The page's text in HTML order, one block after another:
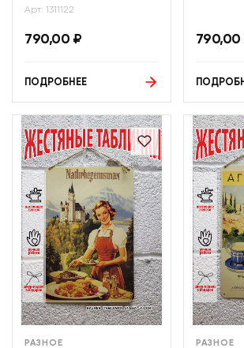
Арт: 1311122
790,00 ₽
ПОДРОБНЕЕ
790,00
РАЗНОЕ РАЗНОЕ